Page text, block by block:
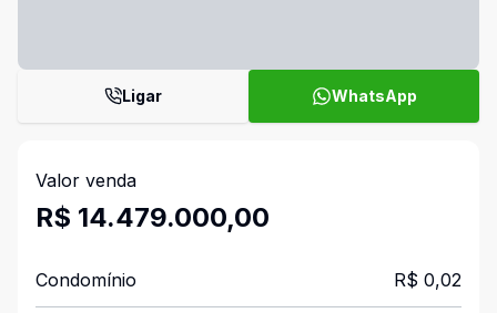
Ligar WhatsApp
Valor venda
R$ 14.479.000,00
Condomínio R$ 0,02